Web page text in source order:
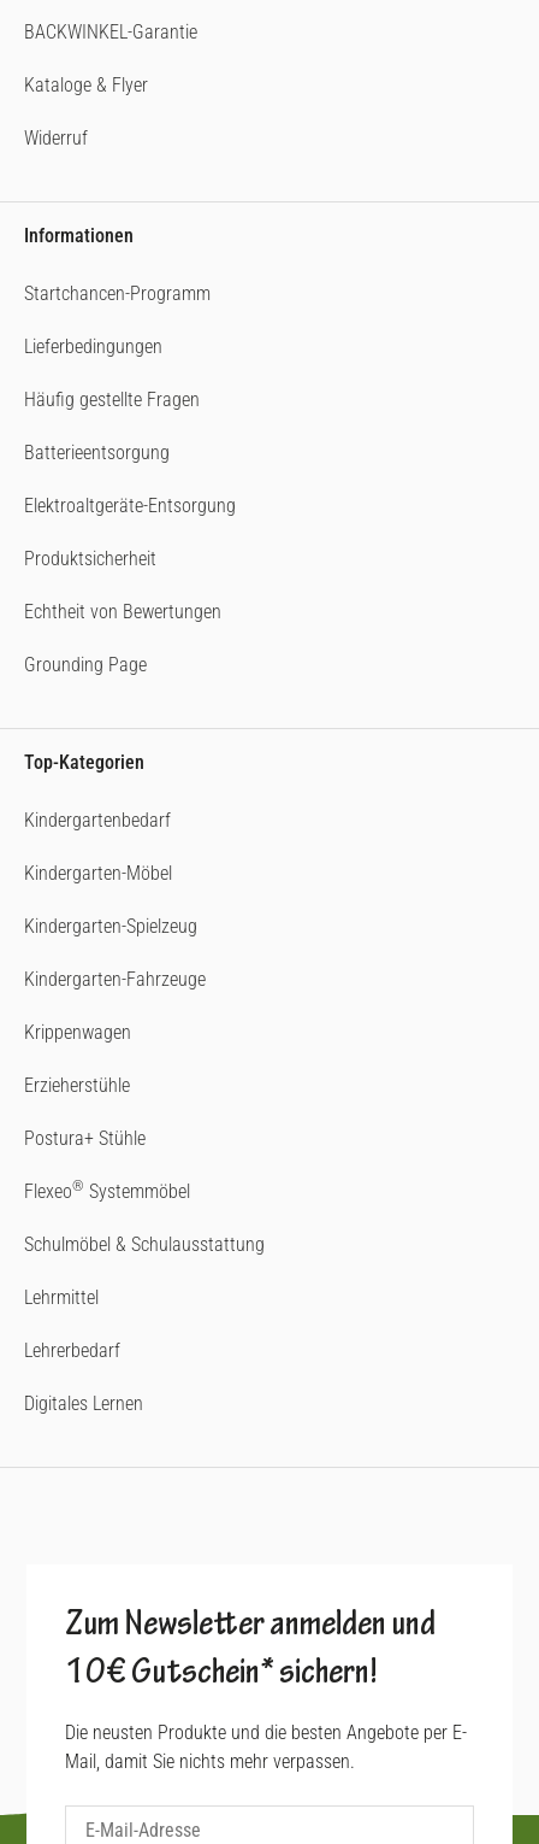
BACKWINKEL-Garantie
Kataloge & Flyer
Widerruf
Informationen
Startchancen-Programm
Lieferbedingungen
Häufig gestellte Fragen
Batterieentsorgung
Elektroaltgeräte-Entsorgung
Produktsicherheit
Echtheit von Bewertungen
Grounding Page
Top-Kategorien
Kindergartenbedarf
Kindergarten-Möbel
Kindergarten-Spielzeug
Kindergarten-Fahrzeuge
Krippenwagen
Erzieherstühle
Postura+ Stühle
Flexeo® Systemmöbel
Schulmöbel & Schulausstattung
Lehrmittel
Lehrerbedarf
Digitales Lernen
Zum Newsletter anmelden und
10€ Gutschein* sichern!
Die neusten Produkte und die besten Angebote per E-
Mail, damit Sie nichts mehr verpassen.